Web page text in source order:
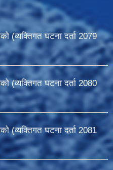
(व्यक्तिगत घटना दर्ता 2079
(व्यक्तिगत घटना दर्ता 2080
(व्यक्तिगत घटना दर्ता 2081